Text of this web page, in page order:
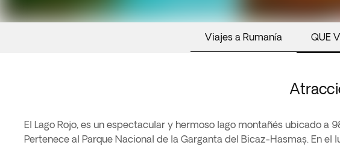
Viajes a Rumanía QUE
El Lago Rojo, es un espectacular y hermoso lago montañés ubicado
Pertenece al Parque Nacional de la Garganta del Bicaz-Hasmaș. En